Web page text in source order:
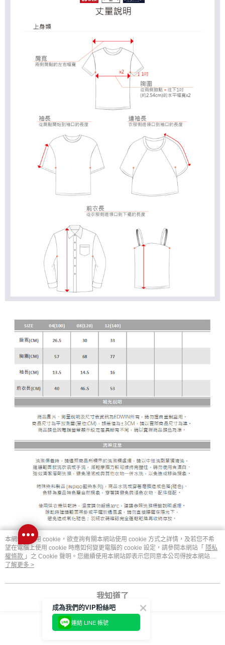
材質 100%棉
本網站中使用 cookie，欲查詢有關本網站使用 cookie 方式之詳情，及若您不希
望在電腦上使用 cookie 時應如何變更電腦的 cookie 設定，請參閱本網站「 隱私
權條款 」之 Cookie 聲明。您繼續使用本網站即表示您同意本公司得按本網站使
用條款之 Cookie 聲明使用 cookie。
了解更多 >
我知道了
成為我們的VIP粉絲吧
連結 LINE 帳號